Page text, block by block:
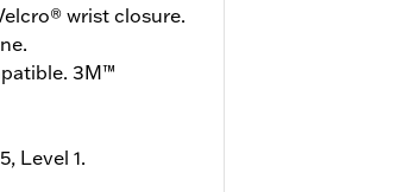
wrist closure.
3M™
Level 1.